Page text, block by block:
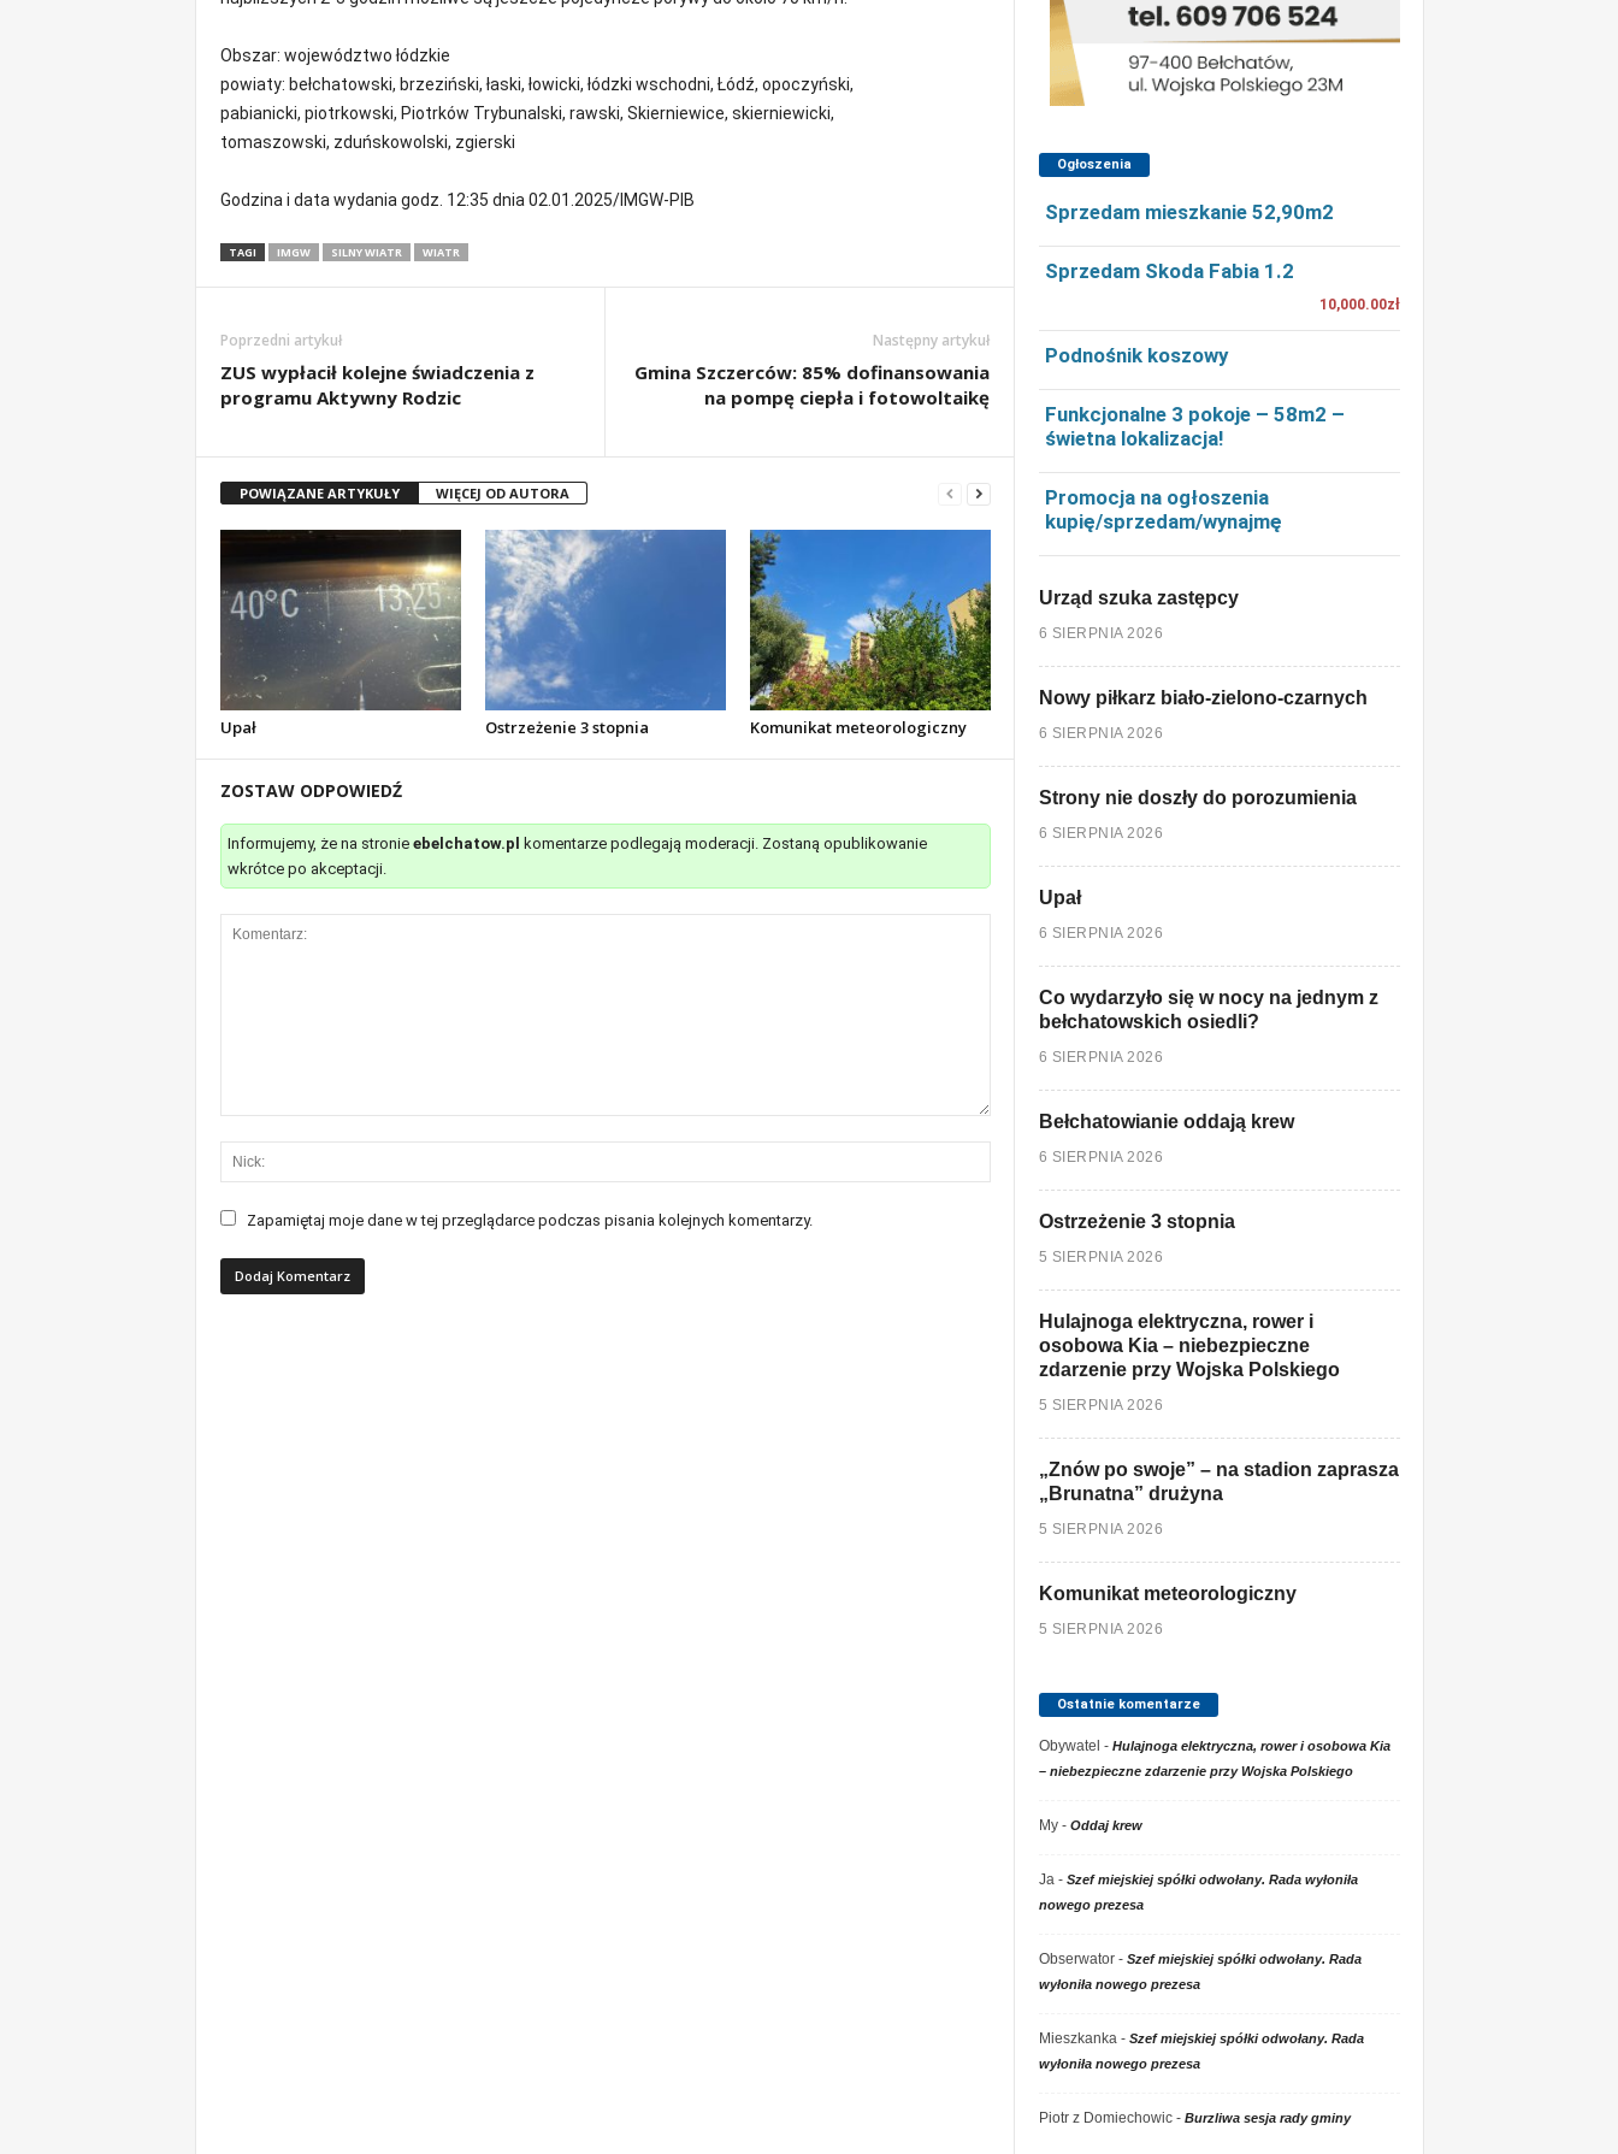
Obszar: województwo łódzkie
powiaty: bełchatowski, brzeziński, łaski, łowicki, łódzki wschodni, Łódź, opoczyński,
pabianicki, piotrkowski, Piotrków Trybunalski, rawski, Skierniewice, skierniewicki,
tomaszowski, zduńskowolski, zgierski
Godzina i data wydania godz. 12:35 dnia 02.01.2025/IMGW-PIB
TAGI IMGW SILNY WIATR WIATR
Poprzedni artykuł
ZUS wypłacił kolejne świadczenia z
programu Aktywny Rodzic
Następny artykuł
Gmina Szczerców: 85% dofinansowania
na pompę ciepła i fotowoltaikę
POWIĄZANE ARTYKUŁY WIĘCEJ OD AUTORA
Upał Ostrzeżenie 3 stopnia Komunikat meteorologiczny
ZOSTAW ODPOWIEDŹ
Informujemy, że na stronie ebelchatow.pl
komentarze podlegają moderacji. Zostaną opublikowanie
wkrótce po akceptacji.
Zapamiętaj moje dane w tej przeglądarce podczas pisania kolejnych komentarzy.
Ogłoszenia
Sprzedam mieszkanie 52,90m2
Sprzedam Skoda Fabia 1.2
10,000.00zł
Podnośnik koszowy
Funkcjonalne 3 pokoje – 58m2 –
świetna lokalizacja!
Promocja na ogłoszenia
kupię/sprzedam/wynajmę
Urząd szuka zastępcy
6 SIERPNIA 2026
Nowy piłkarz biało-zielono-czarnych
6 SIERPNIA 2026
Strony nie doszły do porozumienia
6 SIERPNIA 2026
Upał
6 SIERPNIA 2026
Co wydarzyło się w nocy na jednym z
bełchatowskich osiedli?
6 SIERPNIA 2026
Bełchatowianie oddają krew
6 SIERPNIA 2026
Ostrzeżenie 3 stopnia
5 SIERPNIA 2026
Hulajnoga elektryczna, rower i
osobowa Kia – niebezpieczne
zdarzenie przy Wojska Polskiego
5 SIERPNIA 2026
„Znów po swoje” – na stadion zaprasza
„Brunatna” drużyna
5 SIERPNIA 2026
Komunikat meteorologiczny
5 SIERPNIA 2026
Ostatnie komentarze
Obywatel - Hulajnoga elektryczna, rower i osobowa Kia
– niebezpieczne zdarzenie przy Wojska Polskiego
My- Oddaj krew
Ja- Szef miejskiej spółki odwołany. Rada wyłoniła
nowego prezesa
Obserwator- Szef miejskiej spółki odwołany. Rada
wyłoniła nowego prezesa
Mieszkanka- Szef miejskiej spółki odwołany. Rada
wyłoniła nowego prezesa
Piotr z Domiechowic- Burzliwa sesja rady gminy